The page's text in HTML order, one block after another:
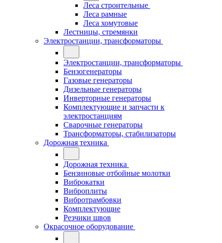
Леса строительные
Леса рамные
Леса хомутовые
Лестницы, стремянки
Электростанции, трансформаторы
Электростанции, трансформаторы
Бензогенераторы
Газовые генераторы
Дизельные генераторы
Инверторные генераторы
Комплектующие и запчасти к
электростанциям
Сварочные генераторы
Трансформаторы, стабилизаторы
Дорожная техника
Дорожная техника
Бензиновые отбойные молотки
Виброкатки
Виброплиты
Вибротрамбовки
Комплектующие
Резчики швов
Окрасочное оборудование